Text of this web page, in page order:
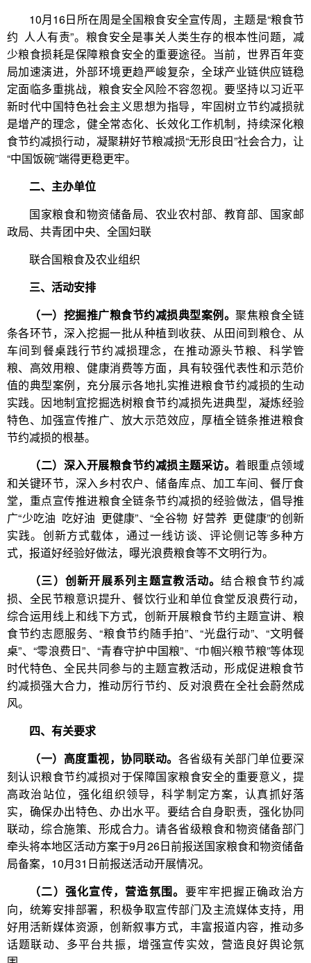
10月16日所在周是全国粮食安全宣传周，主题是“粮食节
约 人人有责”。粮食安全是事关人类生存的根本性问题，减
少粮食损耗是保障粮食安全的重要途径。当前，世界百年变
局加速演进，外部环境更趋严峻复杂，全球产业链供应链稳
定面临多重挑战，粮食安全风险不容忽视。要坚持以习近平
新时代中国特色社会主义思想为指导，牢固树立节约减损就
是增产的理念，健全常态化、长效化工作机制，持续深化粮
食节约减损行动，凝聚耕好节粮减损“无形良田”社会合力，让
“中国饭碗”端得更稳更牢。
二、主办单位
国家粮食和物资储备局、农业农村部、教育部、国家邮
政局、共青团中央、全国妇联
联合国粮食及农业组织
三、活动安排
（一）挖掘推广粮食节约减损典型案例。聚焦粮食全链
条各环节，深入挖掘一批从种植到收获、从田间到粮仓、从
车间到餐桌践行节约减损理念，在推动源头节粮、科学管
粮、高效用粮、健康消费等方面，具有较强代表性和示范价
值的典型案例，充分展示各地扎实推进粮食节约减损的生动
实践。因地制宜挖掘选树粮食节约减损先进典型，凝炼经验
特色、加强宣传推广、放大示范效应，厚植全链条推进粮食
节约减损的根基。
（二）深入开展粮食节约减损主题采访。着眼重点领域
和关键环节，深入乡村农户、储备库点、加工车间、餐厅食
堂，重点宣传推进粮食全链条节约减损的经验做法，倡导推
广“少吃油 吃好油 更健康”、“全谷物 好营养 更健康”的创新
实践。创新方式载体，通过一线访谈、评论侧记等多种方
式，报道好经验好做法，曝光浪费粮食等不文明行为。
（三）创新开展系列主题宣教活动。结合粮食节约减
损、全民节粮意识提升、餐饮行业和单位食堂反浪费行动，
综合运用线上和线下方式，创新开展粮食节约主题宣讲、粮
食节约志愿服务、“粮食节约随手拍”、“光盘行动”、“文明餐
桌”、“零浪费日”、“青春守护中国粮”、“巾帼兴粮节粮”等体现
时代特色、全民共同参与的主题宣教活动，形成促进粮食节
约减损强大合力，推动厉行节约、反对浪费在全社会蔚然成
风。
四、有关要求
（一）高度重视，协同联动。 各省级有关部门单位要深
刻认识粮食节约减损对于保障国家粮食安全的重要意义，提
高政治站位，强化组织领导，科学制定方案，认真抓好落
实，确保办出特色、办出水平。要结合自身职责，强化协同
联动，综合施策、形成合力。请各省级粮食和物资储备部门
牵头将本地区活动方案于9月26日前报送国家粮食和物资储备
局备案，10月31日前报送活动开展情况。
（二）强化宣传，营造氛围。 要牢牢把握正确政治方
向，统筹安排部署，积极争取宣传部门及主流媒体支持，用
好用活新媒体资源，创新叙事方式，丰富报道内容，推动多
话题联动、多平台共振，增强宣传实效，营造良好舆论氛